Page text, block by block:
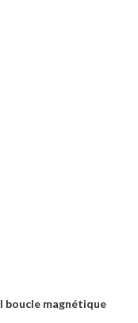
boucle magnétique